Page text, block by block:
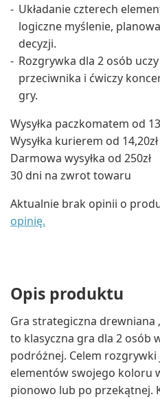
Układanie czterech
logiczne myślenie,
decyzji.
Rozgrywka dla 2 osób
przeciwnika i ćwiczy
gry.
Wysyłka paczkomatem od
Wysyłka kurierem od 14,20zł
Darmowa wysyłka od 250zł
30 dni na zwrot towaru
Aktualnie brak opinii o
opinię.
Opis produktu
Gra strategiczna drewniana
to klasyczna gra dla 2 osób
podróżnej. Celem rozgrywki
elementów swojego koloru
pionowo lub po przekątnej.